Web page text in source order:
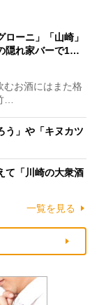
ローニ」「山崎」
隠れ家バーで1…
お酒にはまた格
…
う」や「キヌカツ
て「川崎の大衆酒
一覧を見る